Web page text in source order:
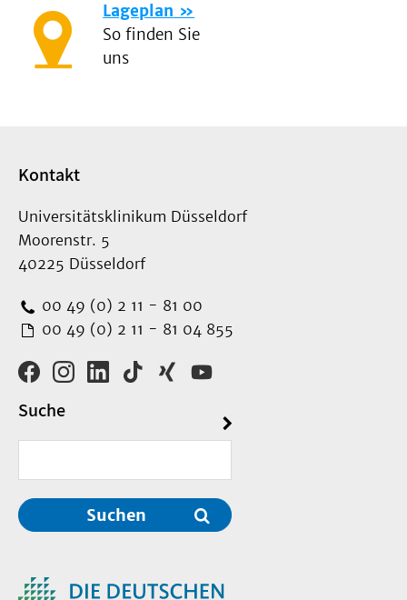
Lageplan
So finden Sie
uns
Kontakt
Universitätsklinikum Düsseldorf
Moorenstr. 5
40225 Düsseldorf
00 49 (0) 2 11 - 81 00
00 49 (0) 2 11 - 81 04 855
Suche
Suchen